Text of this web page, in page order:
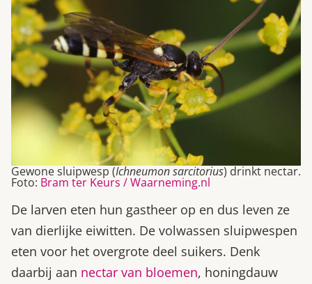
Gewone sluipwesp (Ichneumon sarcitorius) drinkt nectar.
Foto: Bram ter Keurs / Waarneming.nl
De larven eten hun gastheer op en dus leven ze
van dierlijke eiwitten. De volwassen sluipwespen
eten voor het overgrote deel suikers. Denk
daarbij aan nectar van bloemen, honingdauw